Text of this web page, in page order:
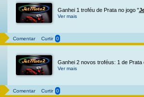
Ganhei 1 troféu de Prata no jogo "
Ver mais
Comentar Curtir 0
Ganhei 2 novos troféus: 1 de Prata
Ver mais
Comentar Curtir 0